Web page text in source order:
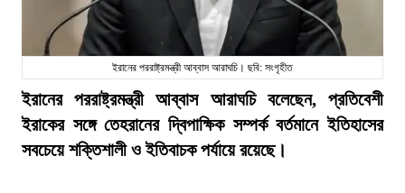
ইরানের পররাষ্ট্রমন্ত্রী আব্বাস আরাঘচি। ছবি: সংগৃহীত
ইরানের পররাষ্ট্রমন্ত্রী আব্বাস আরাঘচি বলেছেন, প্রতিবেশী
ইরাকের সঙ্গে তেহরানের দ্বিপাক্ষিক সম্পর্ক বর্তমানে ইতিহাসের
সবচেয়ে শক্তিশালী ও ইতিবাচক পর্যায়ে রয়েছে।